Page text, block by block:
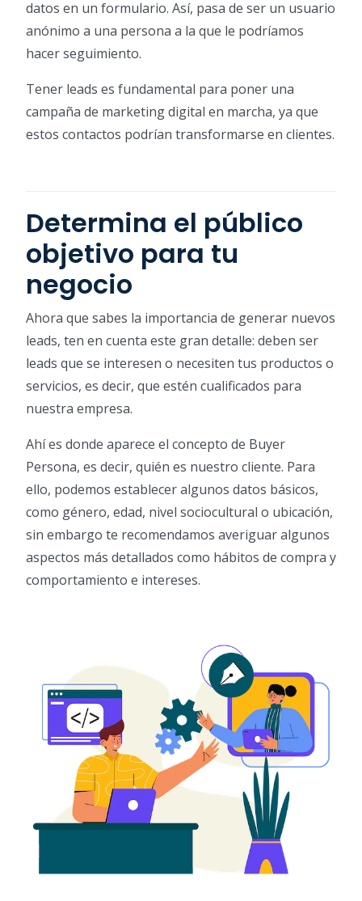
datos en un formulario. Así, pasa de ser un usuario
anónimo a una persona a la que le podríamos
hacer seguimiento.
Tener leads es fundamental para poner una
campaña de marketing digital en marcha, ya que
estos contactos podrían transformarse en clientes.
Determina el público
objetivo para tu
negocio
Ahora que sabes la importancia de generar nuevos
leads, ten en cuenta este gran detalle: deben ser
leads que se interesen o necesiten tus productos o
servicios, es decir, que estén cualificados para
nuestra empresa.
Ahí es donde aparece el concepto de Buyer
Persona, es decir, quién es nuestro cliente. Para
ello, podemos establecer algunos datos básicos,
como género, edad, nivel sociocultural o ubicación,
sin embargo te recomendamos averiguar algunos
aspectos más detallados como hábitos de compra y
comportamiento e intereses.